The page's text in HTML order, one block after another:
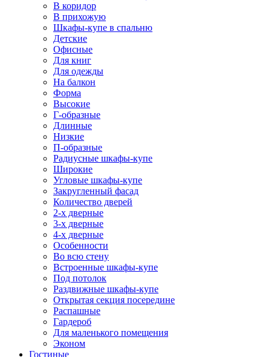
В коридор
В прихожую
Шкафы-купе в спальню
Детские
Офисные
Для книг
Для одежды
На балкон
Форма
Высокие
Г-образные
Длинные
Низкие
П-образные
Радиусные шкафы-купе
Широкие
Угловые шкафы-купе
Закругленный фасад
Количество дверей
2-х дверные
3-х дверные
4-х дверные
Особенности
Во всю стену
Встроенные шкафы-купе
Под потолок
Раздвижные шкафы-купе
Открытая секция посередине
Распашные
Гардероб
Для маленького помещения
Эконом
Гостиные